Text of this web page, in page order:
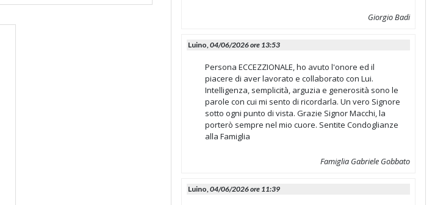
Giorgio Badi
Luino,04/06/2026 ore 13:53
Persona ECCEZZIONALE, ho avuto l'onore ed il
piacere di aver lavorato e collaborato con Lui.
Intelligenza, semplicità, arguzia e generosità sono le
parole con cui mi sento di ricordarla. Un vero Signore
sotto ogni punto di vista. Grazie Signor Macchi, la
porterò sempre nel mio cuore. Sentite Condoglianze
alla Famiglia
Famiglia Gabriele Gobbato
Luino,04/06/2026 ore 11:39